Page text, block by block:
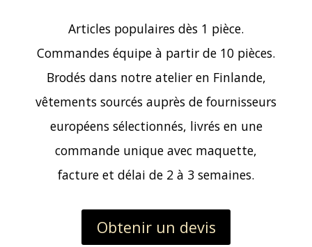
Articles populaires dès 1 pièce.
Commandes équipe à partir de 10 pièces.
Brodés dans notre atelier en Finlande,
vêtements sourcés auprès de fournisseurs
européens sélectionnés, livrés en une
commande unique avec maquette,
facture et délai de 2 à 3 semaines.
Obtenir un devis